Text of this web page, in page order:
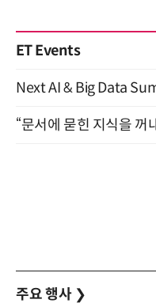
ET Events
주요 행사 ❯